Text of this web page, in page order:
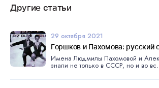
Другие статьи
29 октября 2021
Горшков и Пахомова: русский
Имена Людмилы Пахомовой и
знали не только в СССР, но и во